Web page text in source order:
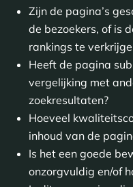
Zijn de pagina’s
de bezoekers, of is
rankings te
Heeft de pagina
vergelijking met
zoekresultaten?
Hoeveel
inhoud van de
Is het een goede
onzorgvuldig en/of